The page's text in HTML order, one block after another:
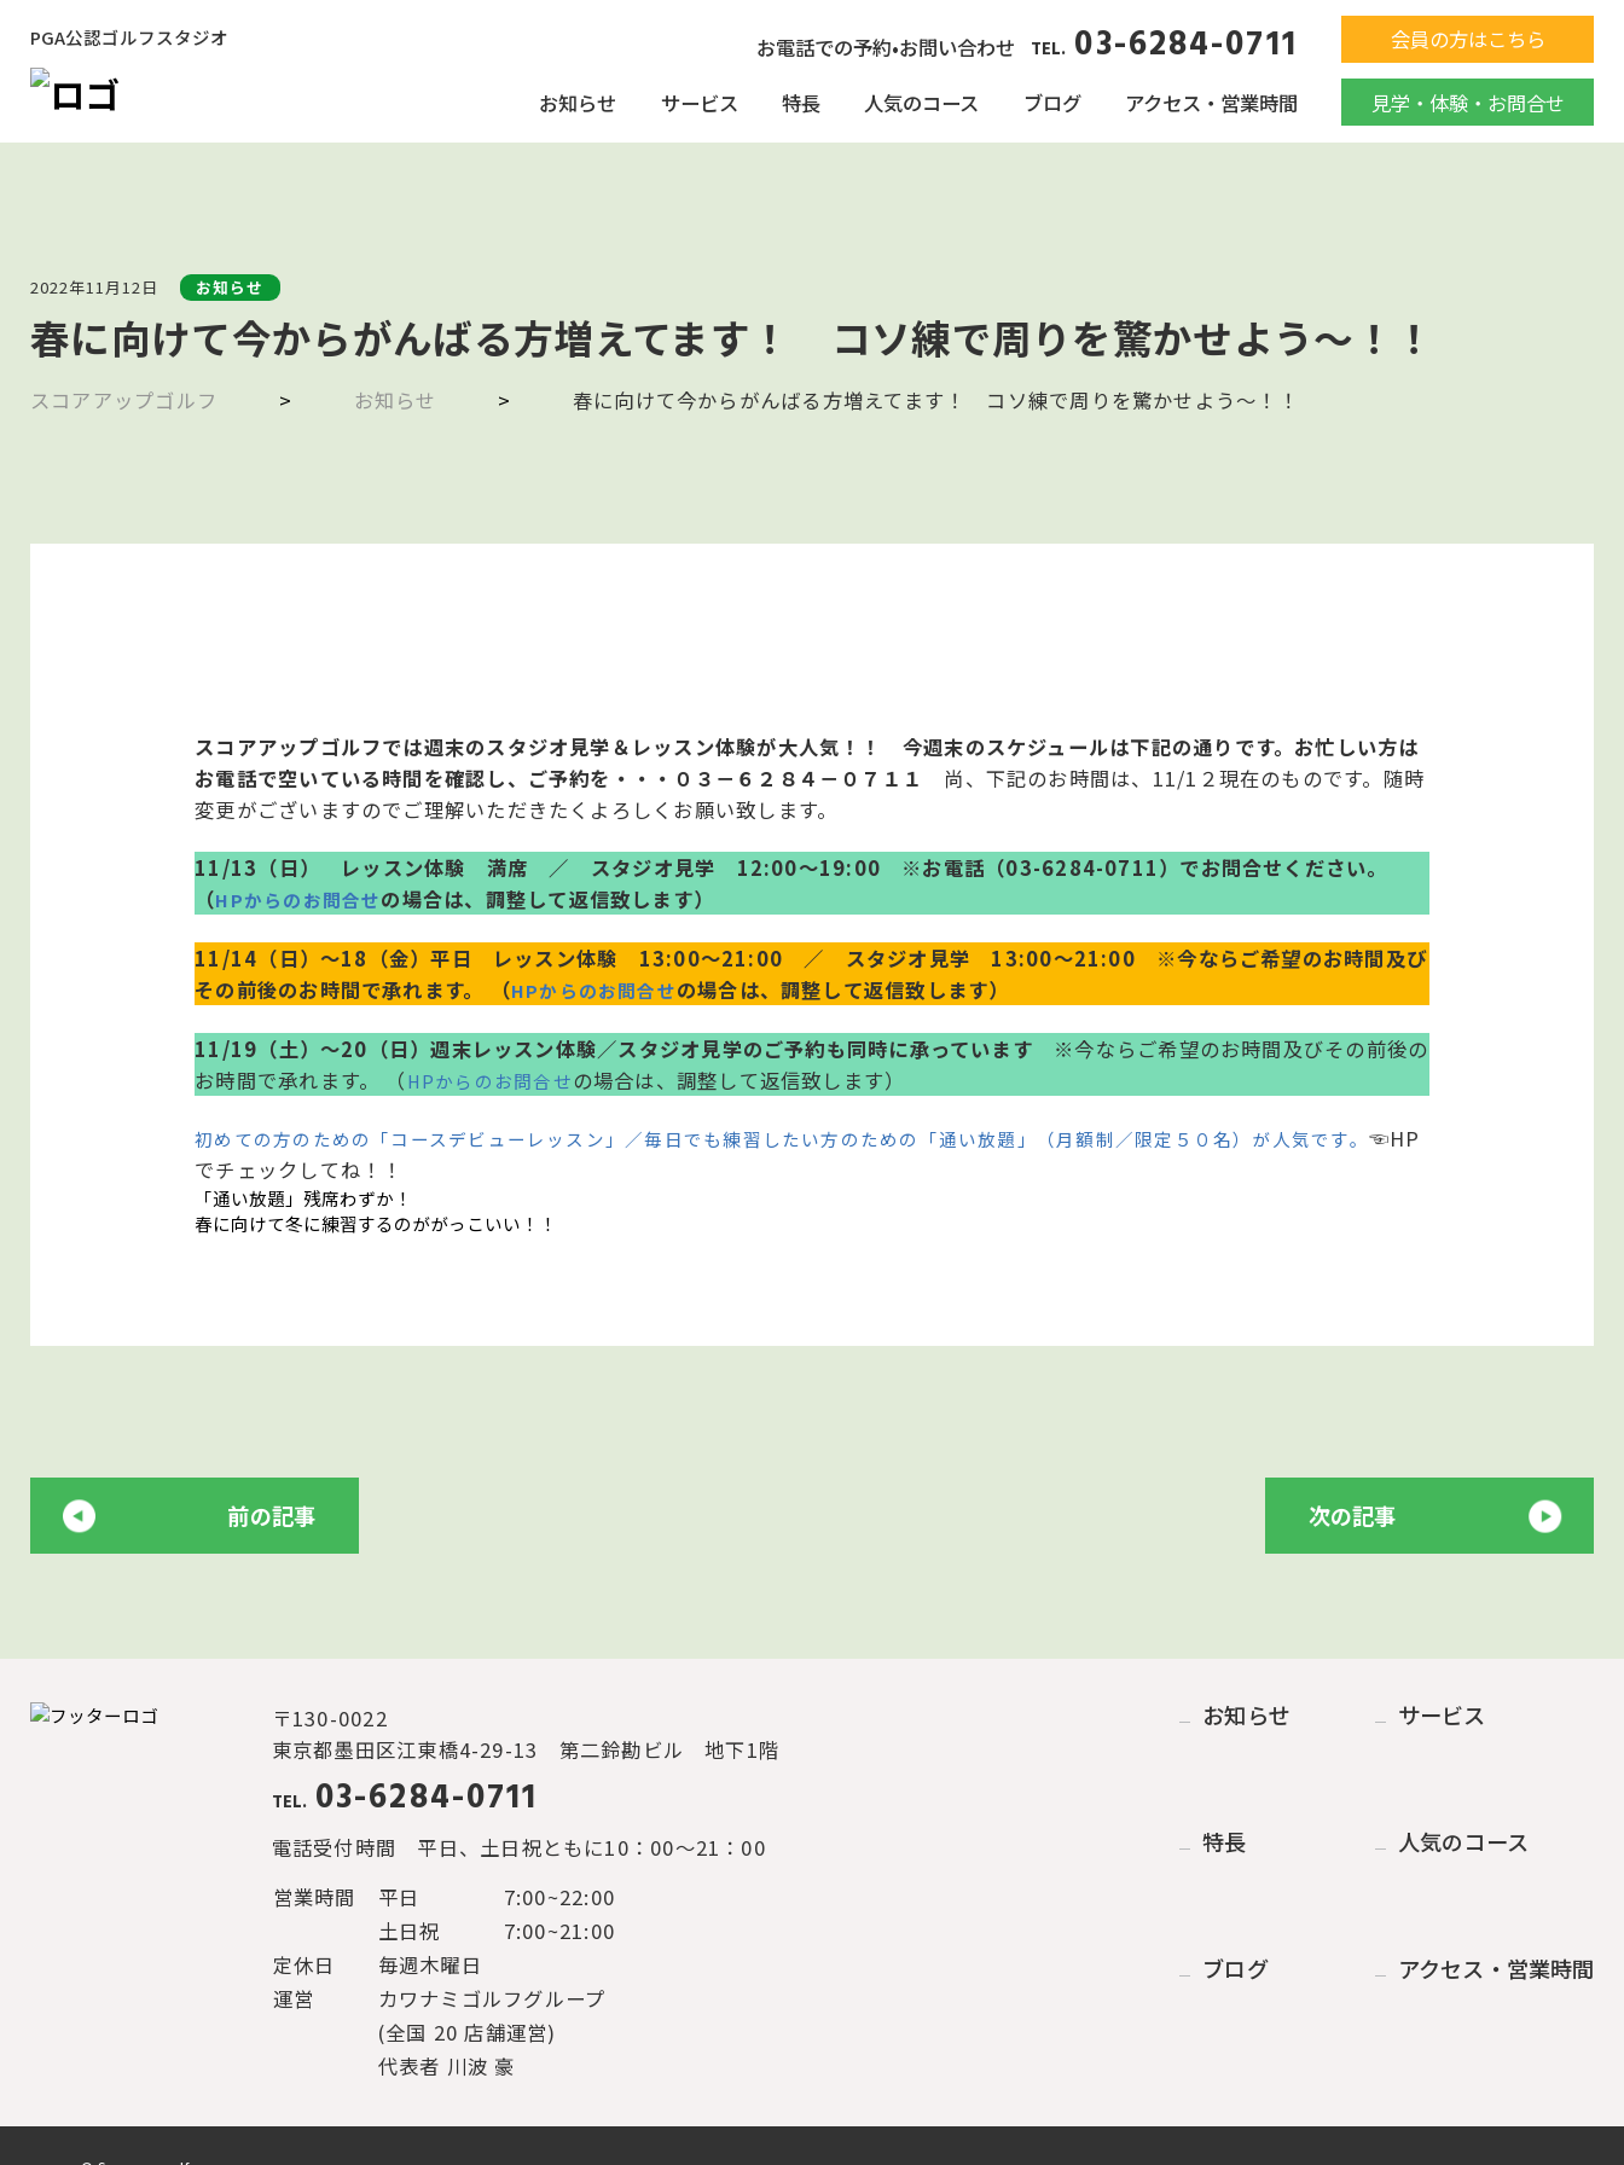
PGA公認ゴルフスタジオ お電話での予約•お問い合わせ TEL. 03-6284-0711 会員の方はこちら
お知らせ サービス 特長 人気のコース ブログ アクセス・営業時間 見学・体験・お問合せ
2022年11月12日 お知らせ
春に向けて今からがんばる方増えてます！ コソ練で周りを驚かせよう～！！
スコアアップゴルフ > お知らせ > 春に向けて今からがんばる方増えてます！ コソ練で周りを驚かせよう～！！
スコアアップゴルフでは週末のスタジオ見学＆レッスン体験が大人気！！ 今週末のスケジュールは下記の通りです。お忙しい方は
お電話で空いている時間を確認し、ご予約を・・・０３－６２８４－０７１１
尚、下記のお時間は、11/1２現在のものです。随時
変更がございますのでご理解いただきたくよろしくお願い致します。
11/13（日） レッスン体験 満席 ／ スタジオ見学 12:00～19:00
※お電話（03-6284-0711）でお問合せください。
（HPからのお問合せの場合は、調整して返信致します）
11/14（日）～18（金）平日 レッスン体験 13:00～21:00 ／ スタジオ見学 13:00～21:00
※今ならご希望のお時間及び
その前後のお時間で承れます。 （HPからのお問合せの場合は、調整して返信致します）
11/19（土）～20（日）週末レッスン体験／スタジオ見学のご予約も同時に承っています ※今ならご希望のお時間及びその前後の
お時間で承れます。 （HPからのお問合せの場合は、調整して返信致します）
初めての方のための「コースデビューレッスン」／毎日でも練習したい方のための「通い放題」（月額制／限定５０名）が人気です。 ☜HP
でチェックしてね！！
「通い放題」残席わずか！
春に向けて冬に練習するのががっこいい！！
前の記事 次の記事
〒130-0022
東京都墨田区江東橋4-29-13 第二鈴勘ビル 地下1階
TEL. 03-6284-0711
電話受付時間 平日、土日祝ともに10：00～21：00
営業時間
平日
7:00~22:00
土日祝
7:00~21:00
定休日
毎週木曜日
運営
カワナミゴルフグループ
(全国 20 店舗運営)
代表者 川波 豪
お知らせ サービス
特長 人気のコース
ブログ アクセス・営業時間